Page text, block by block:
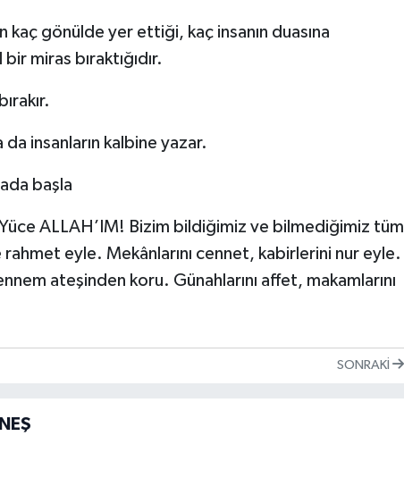
kaç gönülde yer ettiği, kaç insanın duasına
miras bıraktığıdır.
da insanların kalbine yazar.
başla
ALLAH’IM! Bizim bildiğimiz ve bilmediğimiz tüm
eyle. Mekânlarını cennet, kabirlerini nur eyle.
ateşinden koru. Günahlarını affet, makamlarını
SONRAKI